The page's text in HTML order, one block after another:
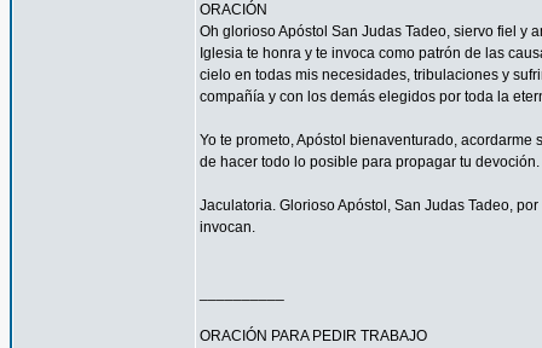
ORACIÓN
Oh glorioso Apóstol San Judas Tadeo, siervo fiel y
Iglesia te honra y te invoca como patrón de las
cielo en todas mis necesidades, tribulaciones y
compañía y con los demás elegidos por toda la
Yo te prometo, Apóstol bienaventurado,
de hacer todo lo posible para propagar tu devoción.
Jaculatoria. Glorioso Apóstol, San Judas Tadeo,
invocan.
ORACIÓN PARA PEDIR TRABAJO